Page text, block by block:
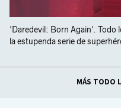
'Daredevil: Born Again'. Todo
la estupenda serie de
MÁS TODO